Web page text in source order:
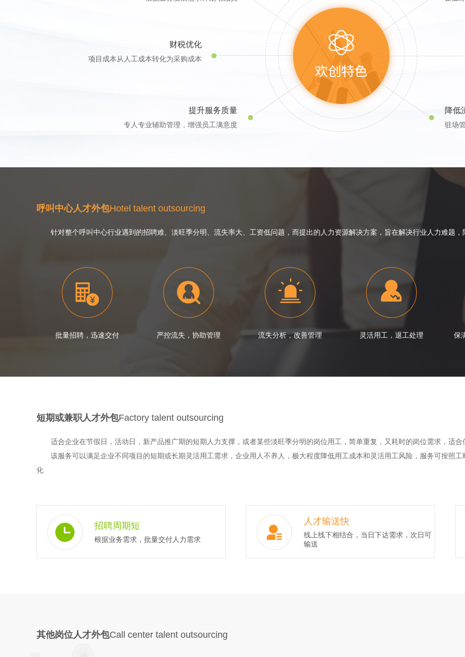
降低
驻场
提升服务质量
专人专业辅助管理，增强员工满意度
财税优化
项目成本从人工成本转化为采购成本
呼叫中心人才外包Hotel talent outsourcing
针对整个呼叫中心行业遇到的招聘难、淡旺季分明、流失率大、工资低问题，而提出的人力资源解决方案，旨在解决行业人力难题，
批量招聘，迅速交付 严控流失，协助管理 流失分析，改善管理 灵活用工，退工处理 保
短期或兼职人才外包Factory talent outsourcing
适合企业在节假日，活动日，新产品推广期的短期人力支撑，或者某些淡旺季分明的岗位用工，简单重复，又耗时的岗位需求，适合
该服务可以满足企业不同项目的短期或长期灵活用工需求，企业用人不养人，极大程度降低用工成本和灵活用工风险，服务可按照工
化
招聘周期短
根据业务需求，批量交付人力需求
人才输送快
线上线下相结合，当日下达需求，次日可
输送
其他岗位人才外包Call center talent outsourcing